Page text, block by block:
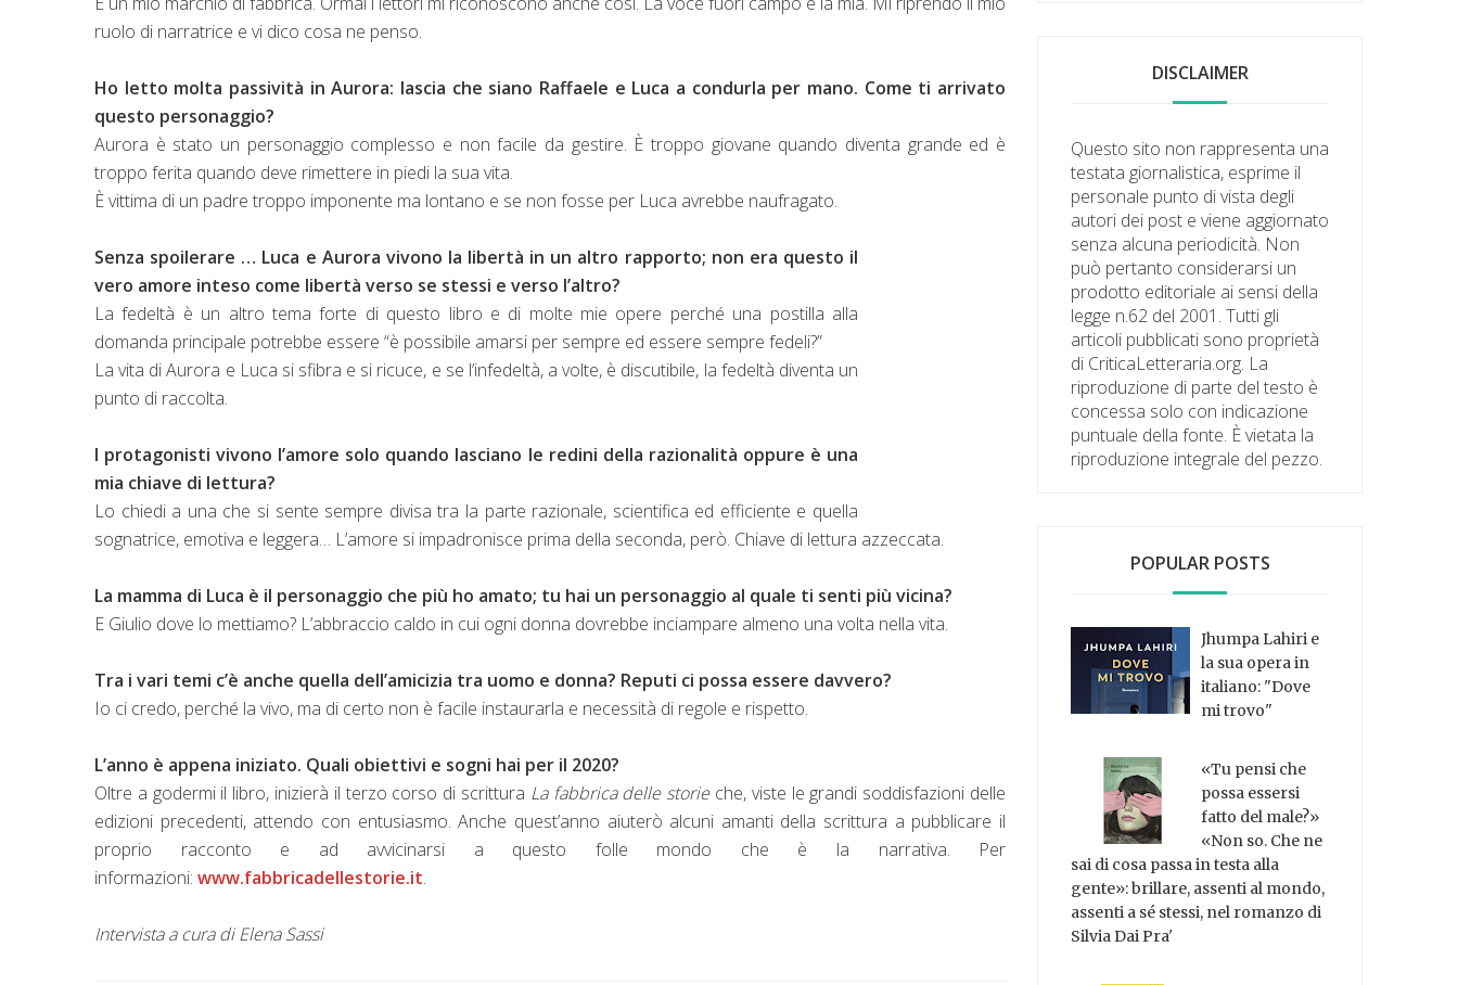
ruolo di narratrice e vi dico cosa ne penso.
Ho letto molta passività in Aurora: lascia che siano Raffaele e Luca a condurla per mano. Come ti arrivato
questo personaggio?
Aurora è stato un personaggio complesso e non facile da gestire. È troppo giovane quando diventa grande ed è
troppo ferita quando deve rimettere in piedi la sua vita.
È vittima di un padre troppo imponente ma lontano e se non fosse per Luca avrebbe naufragato.
Senza spoilerare … Luca e Aurora vivono la libertà in un altro rapporto; non era questo il
vero amore inteso come libertà verso se stessi e verso l’altro?
La fedeltà è un altro tema forte di questo libro e di molte mie opere perché una postilla alla
domanda principale potrebbe essere “è possibile amarsi per sempre ed essere sempre fedeli?”
La vita di Aurora e Luca si sfibra e si ricuce, e se l’infedeltà, a volte, è discutibile, la fedeltà diventa un
punto di raccolta.
I protagonisti vivono l’amore solo quando lasciano le redini della razionalità oppure è una
mia chiave di lettura?
Lo chiedi a una che si sente sempre divisa tra la parte razionale, scientifica ed efficiente e quella
sognatrice, emotiva e leggera… L’amore si impadronisce prima della seconda, però. Chiave di lettura azzeccata.
La mamma di Luca è il personaggio che più ho amato; tu hai un personaggio al quale ti senti più vicina?
E Giulio dove lo mettiamo? L’abbraccio caldo in cui ogni donna dovrebbe inciampare almeno una volta nella vita.
Tra i vari temi c’è anche quella dell’amicizia tra uomo e donna? Reputi ci possa essere davvero?
Io ci credo, perché la vivo, ma di certo non è facile instaurarla e necessità di regole e rispetto.
L’anno è appena iniziato. Quali obiettivi e sogni hai per il 2020?
Oltre a godermi il libro, inizierà il terzo corso di scrittura La fabbrica delle storieche, viste le grandi soddisfazioni delle
edizioni precedenti, attendo con entusiasmo. Anche quest’anno aiuterò alcuni amanti della scrittura a pubblicare il
proprio racconto e ad avvicinarsi a questo folle mondo che è la narrativa. Per
informazioni: www.fabbricadellestorie.it.
Intervista a cura di Elena Sassi
DISCLAIMER
Questo sito non rappresenta una
testata giornalistica, esprime il
personale punto di vista degli
autori dei post e viene aggiornato
senza alcuna periodicità. Non
può pertanto considerarsi un
prodotto editoriale ai sensi della
legge n.62 del 2001. Tutti gli
articoli pubblicati sono proprietà
di CriticaLetteraria.org. La
riproduzione di parte del testo è
concessa solo con indicazione
puntuale della fonte. È vietata la
riproduzione integrale del pezzo.
POPULAR POSTS
Jhumpa Lahiri e
la sua opera in
italiano: "Dove
mi trovo"
«Tu pensi che
possa essersi
fatto del male?»
«Non so. Che ne
sai di cosa passa in testa alla
gente»: brillare, assenti al mondo,
assenti a sé stessi, nel romanzo di
Silvia Dai Pra'